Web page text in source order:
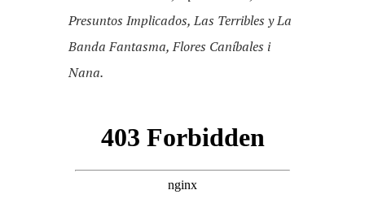
Presuntos Implicados, Las Terribles y La
Banda Fantasma, Flores Caníbales i
Nana.